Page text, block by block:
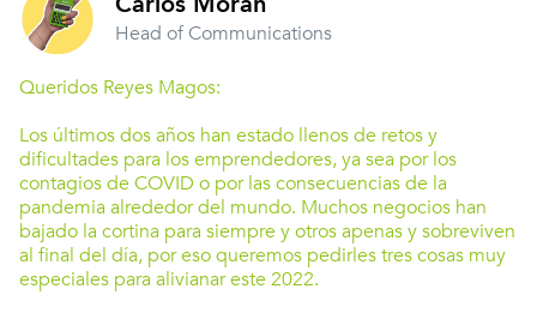
Queridos Reyes Magos:
Los últimos dos años han estado llenos de retos y
dificultades para los emprendedores, ya sea por los
contagios de COVID o por las consecuencias de la
pandemia alrededor del mundo. Muchos negocios han
bajado la cortina para siempre y otros apenas y sobreviven
al final del día, por eso queremos pedirles tres cosas muy
especiales para alivianar este 2022.
Head of Communications